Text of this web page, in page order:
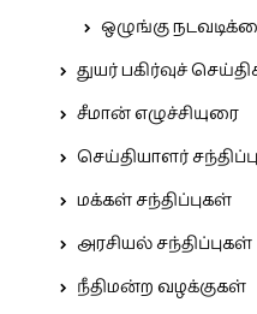
ஒழுங்கு
துயர் பகிர்வுச்
சீமான் எழுச்சியுரை
செய்தியாளர் சந்திப்பு
மக்கள் சந்திப்புகள்
அரசியல் சந்திப்புகள்
நீதிமன்ற வழக்குகள்